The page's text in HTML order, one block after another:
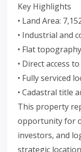
Key Highlights
• Land Area:
• Industrial and
• Flat topography
• Direct access
• Fully serviced
• Cadastral title
This property
opportunity for
investors, and
strategic